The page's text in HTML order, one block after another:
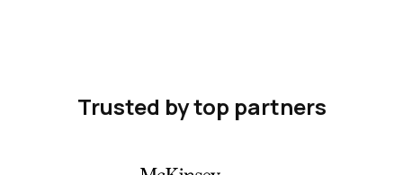
Trusted by top partners